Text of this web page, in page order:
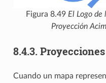
Figura 8.49 El Logo de
Proyección
8.4.3.
Cuando un mapa